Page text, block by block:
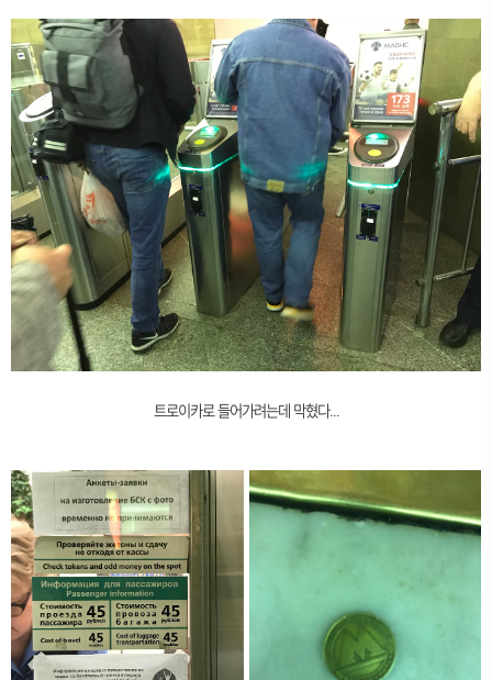
트로이카로 들어가려는데 막혔다...